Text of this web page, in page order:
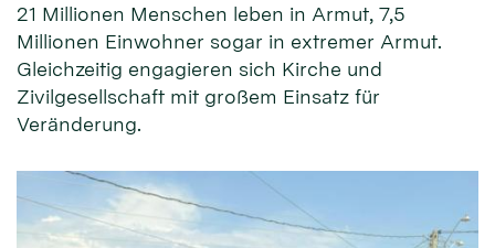
21 Millionen Menschen leben in Armut, 7,5
Millionen Einwohner sogar in extremer Armut.
Gleichzeitig engagieren sich Kirche und
Zivilgesellschaft mit großem Einsatz für
Veränderung.